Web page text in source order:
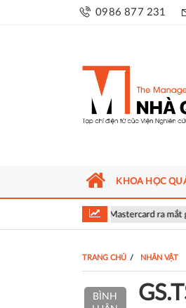
0986 877 231
Mastercard ra mắt giải pháp quản trị chi
KHOA HỌC
TRANG CHỦ NHÂN VẬT
BÌNH